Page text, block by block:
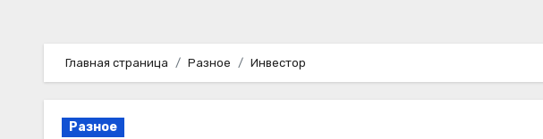
Главная страница Разное Инвестор
Разное